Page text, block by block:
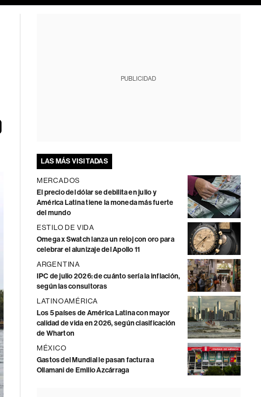
PUBLICIDAD
LAS MÁS VISITADAS
MERCADOS
El precio del dólar se debilita en julio y
América Latina tiene la moneda más fuerte
del mundo
ESTILO DE VIDA
Omega x Swatch lanza un reloj con oro para
celebrar el alunizaje del Apollo 11
ARGENTINA
IPC de julio 2026: de cuánto sería la inflación,
según las consultoras
LATINOAMÉRICA
Los 5 países de América Latina con mayor
calidad de vida en 2026, según clasificación
de Wharton
MÉXICO
Gastos del Mundial le pasan factura a
Ollamani de Emilio Azcárraga